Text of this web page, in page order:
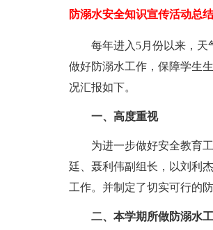
防溺水安全知识宣传活动总
每年进入5月份以来，
做好防溺水工作，保障学生
况汇报如下。
一、高度重视
为进一步做好安全教育
廷、聂利伟副组长，以刘利
工作。并制定了切实可行的
二、本学期所做防溺水